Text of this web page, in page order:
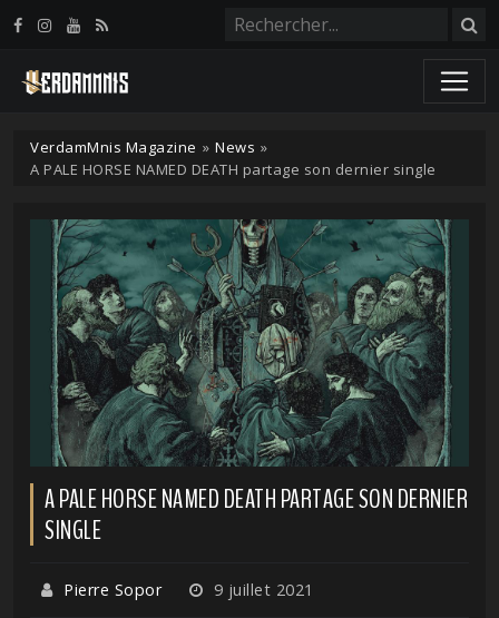
VerdamMnis Magazine » News »
A PALE HORSE NAMED DEATH partage son dernier single
A PALE HORSE NAMED DEATH PARTAGE SON DERNIER
SINGLE
Pierre Sopor 9 juillet 2021
Panneau de gestion des cookies